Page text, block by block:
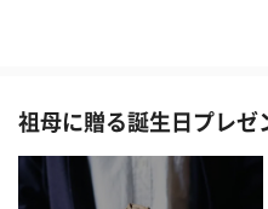
祖母に贈る誕生日プレゼ